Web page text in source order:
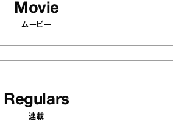
Movie
ムービー
Regulars
連載